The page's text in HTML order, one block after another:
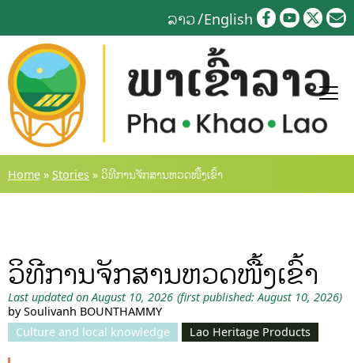
to
content
ລາວ English
Home » Stories » ວິທີການຈັກສານຫວດໜື້ງເຂົ້າ
ວິທີການຈັກສານຫວດໜື້ງເຂົ້າ
Last updated on August 10, 2026 (first published: August 10, 2026)
by Soulivanh BOUNTHAMMY
Culture and local knowledge
Lao Heritage Products